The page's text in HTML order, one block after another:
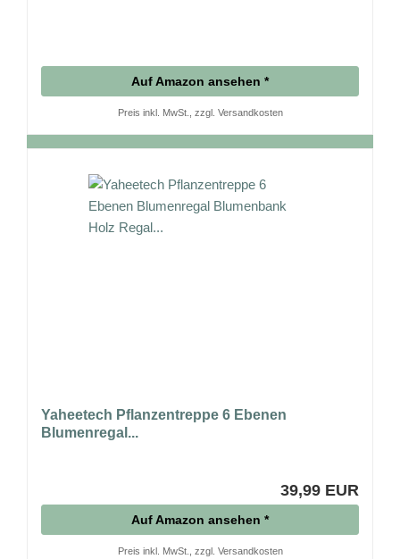
Auf Amazon ansehen *
Preis inkl. MwSt., zzgl. Versandkosten
Yaheetech Pflanzentreppe 6 Ebenen
Blumenregal...
39,99 EUR
Auf Amazon ansehen *
Preis inkl. MwSt., zzgl. Versandkosten